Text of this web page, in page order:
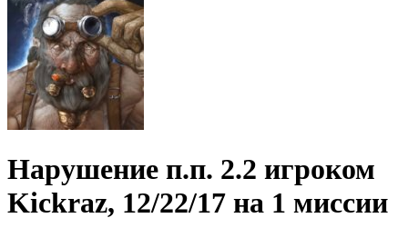
Нарушение п.п. 2.2 игроком
Kickraz, 12/22/17 на 1 миссии